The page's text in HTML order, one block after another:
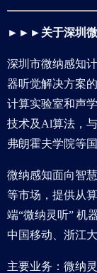
►►► 关于深圳
深圳市微纳感知
器听觉解决方案
计算实验室和声
技术及Al算法，
弗朗霍夫学院等
微纳感知面向智
等市场，提供从
端“微纳灵听” 机
中国移动、浙江
主要业务：微纳